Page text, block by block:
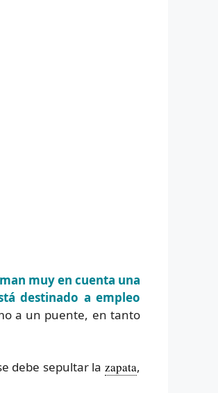
muy en cuenta una
destinado a empleo
a un puente, en tanto
debe sepultar lazapata,